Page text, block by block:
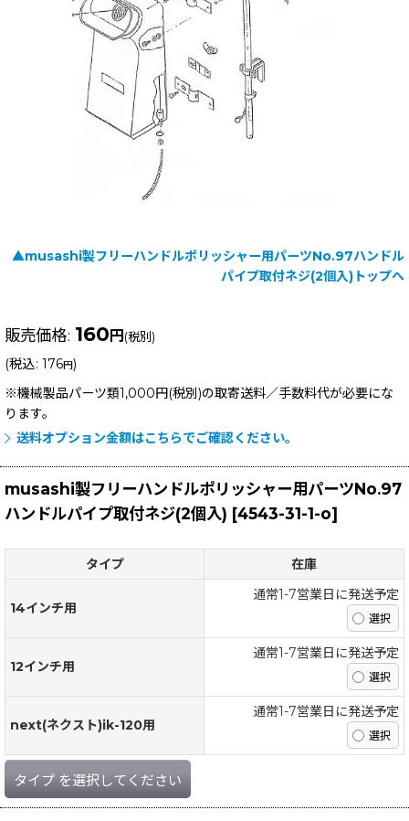
▲musashi製フリーハンドルポリッシャー用パーツNo.97ハンドル
パイプ取付ネジ(2個入)トップへ
販売価格: 160円(税別)
(税込: 176円)
※機械製品パーツ類1,000円(税別)の取寄送料／手数料代が必要にな
ります。
送料オプション金額はこちらでご確認ください。
musashi製フリーハンドルポリッシャー用パーツNo.97
ハンドルパイプ取付ネジ(2個入) [4543-31-1-o]
タイプ 在庫
14インチ用
通常1-7営業日に発送予定
12インチ用
通常1-7営業日に発送予定
next(ネクスト)ik-120用
通常1-7営業日に発送予定
タイプ を選択してください